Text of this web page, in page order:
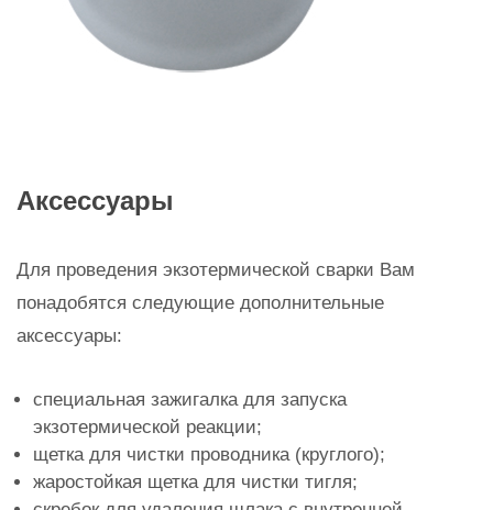
Аксессуары
Для проведения экзотермической сварки Вам
понадобятся следующие дополнительные
аксессуары:
специальная зажигалка для запуска
экзотермической реакции;
щетка для чистки проводника (круглого);
жаростойкая щетка для чистки тигля;